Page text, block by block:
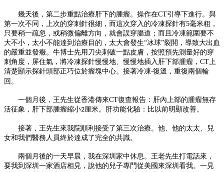
幾天後，第二步重點治療肝下的腫瘤。操作在CT引導下進行。與
第一次不同，上次的穿刺針很細，而這次穿入的冷凍探針有5毫米粗，
只要稍一疏忽，或稍微偏離方向，就會誤穿腸道；而且冷凍範圍要不
大不小，太小不能達到治療目的，太大會發生“冰球”裂開，導致大出血
的嚴重並發癥。牛博士先用刀尖刺破一點皮膚，按照預先測量好的穿
刺角度，屏住氣，將冷凍探針慢慢地、慢慢地插入肝下部腫瘤， CT上
清楚顯示探針頭部正巧位於瘤塊中心。接著冷凍-復溫，重復兩個輪
回。
一個月後，王先生從香港傳來CT復查報告：肝內上部的腫瘤無存
活征象，肝下部腫瘤縮小2厘米。肝功能化驗：比以前明顯改善。
接著，王先生來我院順利接受了第三次治療。他、他的太太、兒
女和我們醫務人員終於達成了完全的共識。
兩個月後的一天早晨，我在深圳家中休息。王老先生打電話來，
要我到深圳 一家酒店相見，說他的兒子專門從美國來深圳看我。 一 見